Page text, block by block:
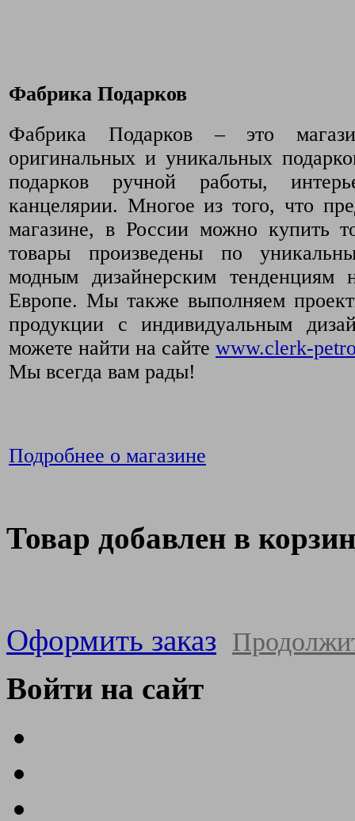
Фабрика Подарков
Фабрика Подарков – это
оригинальных и уникальных
подарков ручной работы,
канцелярии. Многое из того, что
магазине, в России можно купить
товары произведены по
модным дизайнерским тенденциям
Европе. Мы также выполняем
продукции с индивидуальным
можете найти на сайте www.clerk-
Мы всегда вам рады!
Подробнее о магазине
Товар добавлен в
Оформить заказ
Войти на сайт